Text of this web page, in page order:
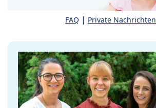
FAQ | Private Nachrichten